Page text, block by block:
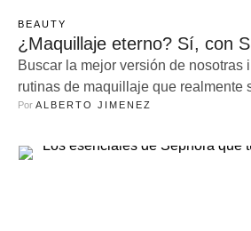
BEAUTY
¿Maquillaje eterno? Sí, con
Buscar la mejor versión de nosotras
rutinas de maquillaje que realmente
nuestros deseos. Y aunque usar un
respuesta perfecta. Mientras
Por ALBERTO JIMENEZ